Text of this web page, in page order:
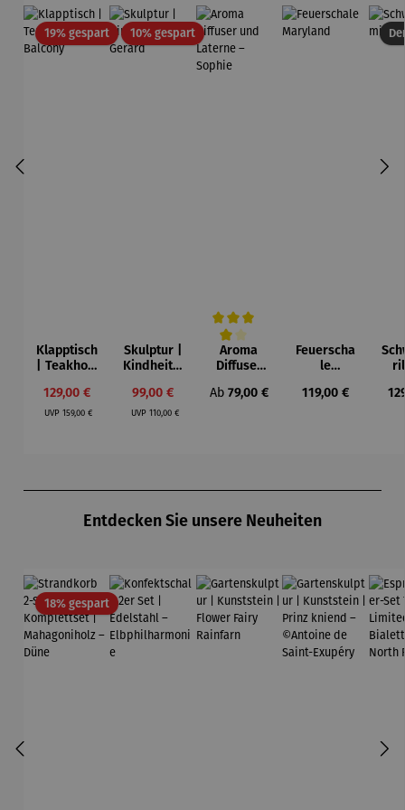
19% gespartRabatt
Klapptisch
| Teakholz
Verkaufspreis:
129,00 €
UVPRegulärer Preis:
159,00 €
10% gespartRabatt
Skulptur |
Kindheit –
Verkaufspreis:
99,00 €
UVP Regulärer Preis:
110,00 €
Durchschnittliche Bewertung von 4
Aroma
Diffuser
Laterne –
Regulärer Preis:
Ab 79,00 €
Feuerscha
le
Regulärer Preis:
119,00 €
Entdecken Sie unsere Neuheiten
18% gespartRabatt